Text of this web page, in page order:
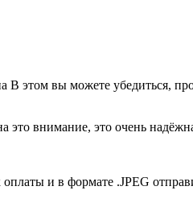
этом вы можете убедиться,
внимание, это очень
и в формате .JPEG